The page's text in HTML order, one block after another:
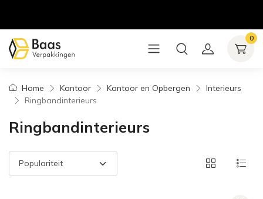
0
Home Kantoor Kantoor en Opbergen
Interieurs
Ringbandinterieurs
Ringbandinterieurs